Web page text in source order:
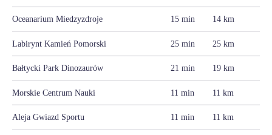
Oceanarium Miedzyzdroje 15 min 14 km
Labirynt Kamień Pomorski 25 min 25 km
Bałtycki Park Dinozaurów 21 min 19 km
Morskie Centrum Nauki 11 min 11 km
Aleja Gwiazd Sportu 11 min 11 km